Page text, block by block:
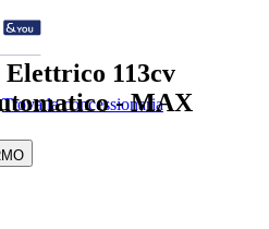
Trova la concessionaria
Elettrico 113cv
- MAX